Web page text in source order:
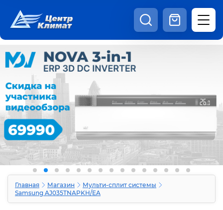
Каталог
Статьи
Наши работы Отзывы
Доставка и оплата Оферта
Контакты
8:00 - 20:00 Шоурум
Главная Магазин
Мульти-сплит системы
Samsung AJ035TNAPKH/EA